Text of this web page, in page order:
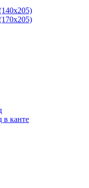
в канте